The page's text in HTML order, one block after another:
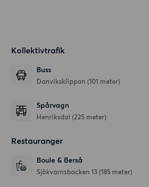
Kollektivtrafik
Buss
Danviksklippan (101 meter)
Spårvagn
Henriksdal (225 meter)
Restauranger
Boule & Berså
Sjökvarnsbacken 13 (185 meter)